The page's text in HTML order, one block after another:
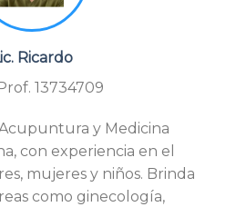
Ricardo
13734709
y Medicina
con experiencia en el
mujeres y niños. Brinda
como ginecología,